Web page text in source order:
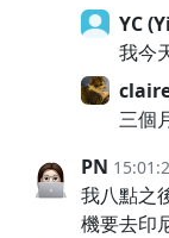
YC
我今
三個
PN
我八點之
機要去印